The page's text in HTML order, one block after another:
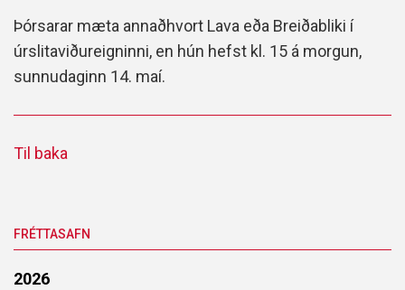
Þórsarar mæta annaðhvort Lava eða Breiðabliki í
úrslitaviðureigninni, en hún hefst kl. 15 á morgun,
sunnudaginn 14. maí.
Til baka
FRÉTTASAFN
2026